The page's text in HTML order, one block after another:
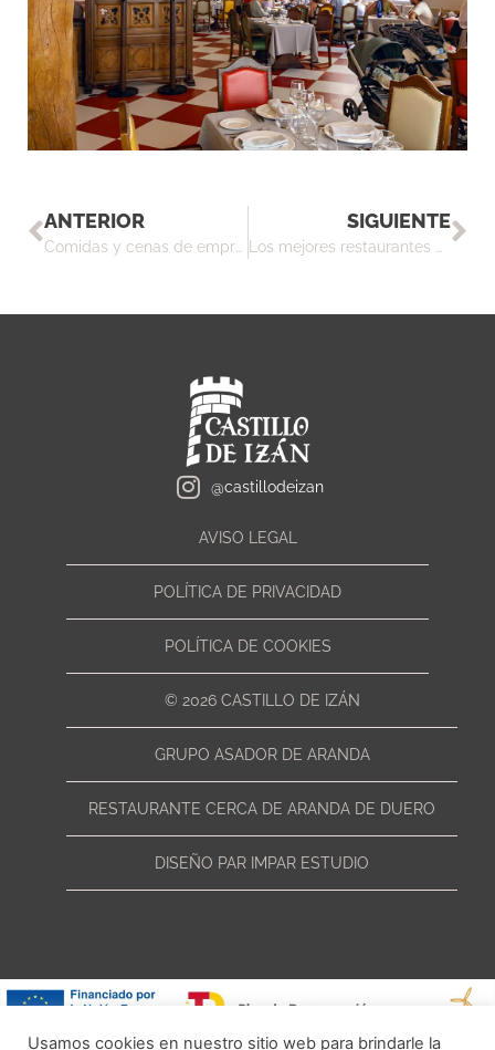
ANTERIOR
Comidas y cenas de empresa en la Ribera del Duero: tradición, vino y buen ambiente
SIGUIENTE
Los mejores restaurantes de carretera a tener en cuenta si vas a viajar en coche esta Semana Santa
@castillodeizan
AVISO LEGAL
POLÍTICA DE PRIVACIDAD
POLÍTICA DE COOKIES
© 2026 CASTILLO DE IZÁN
GRUPO ASADOR DE ARANDA
RESTAURANTE CERCA DE ARANDA DE DUERO
DISEÑO PAR IMPAR ESTUDIO
Usamos cookies en nuestro sitio web para brindarle la